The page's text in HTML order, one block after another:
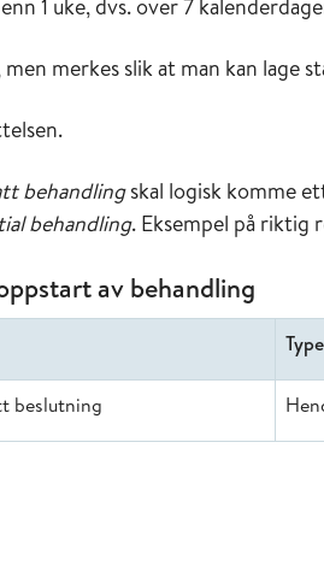
1 uke, dvs. over 7
merkes slik at man kan lage
behandlingskal logisk komme
behandling. Eksempel på riktig
av behandling
beslutning